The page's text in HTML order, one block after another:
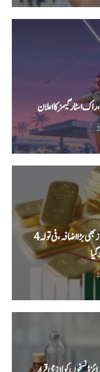
پاکستان میں سونے کی قیمت میں مسلسل تیسرے روز بھی بڑا اضافہ، فی تولہ 4